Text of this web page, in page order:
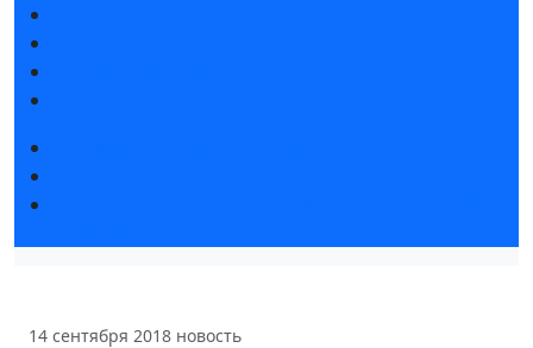
14 сентября 2018 новость